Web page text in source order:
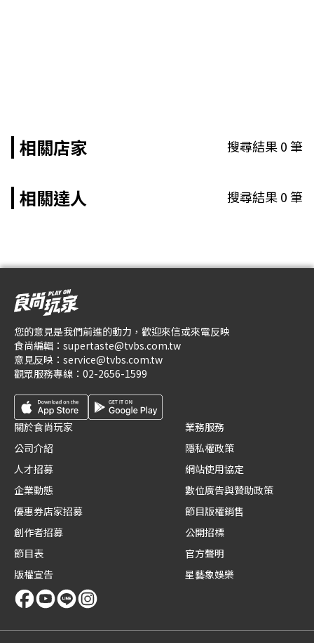
相關店家 搜尋結果0筆
相關達人 搜尋結果0筆
您的意見是我們前進的動力，歡迎來信或來電反映
食尚編輯： supertaste@tvbs.com.tw
意見反映： service@tvbs.com.tw
觀眾服務專線： 02-2656-1599
關於食尚玩家
公司介紹
人才招募
企業動態
優惠券店家招募
創作者招募
節目表
版權宣告
業務服務
隱私權政策
網站使用協定
數位廣告與贊助政策
節目版權銷售
公開招標
官方聲明
星藝象娛樂